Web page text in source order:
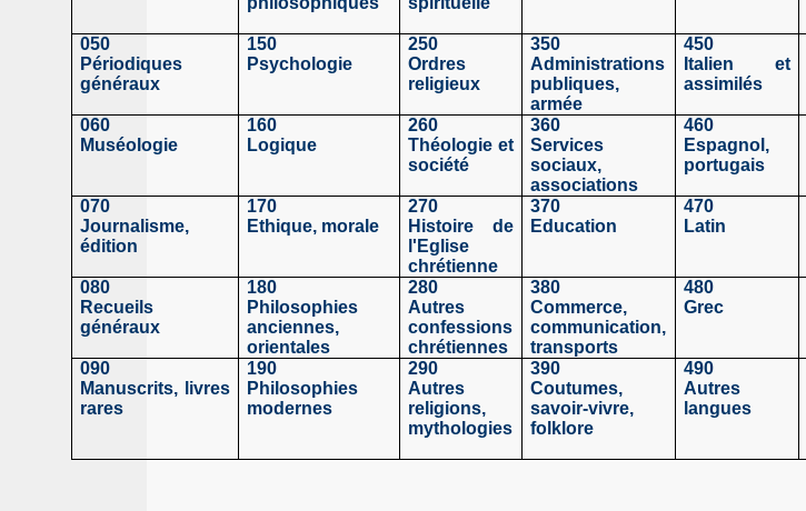
050
Périodiques
généraux
150
Psychologie
250
Ordres
religieux
350
Administrations
publiques,
armée
450
Italien et
assimilés
060
Muséologie
160
Logique
260
Théologie et
société
360
Services
sociaux,
associations
460
Espagnol,
portugais
070
Journalisme,
édition
170
Ethique, morale
270
Histoire de
l'Eglise
chrétienne
370
Education
470
Latin
080
Recueils
généraux
180
Philosophies
anciennes,
orientales
280
Autres
confessions
chrétiennes
380
Commerce,
communication,
transports
480
Grec
090
Manuscrits, livres
rares
190
Philosophies
modernes
290
Autres
religions,
mythologies
390
Coutumes,
savoir-vivre,
folklore
490
Autres
langues